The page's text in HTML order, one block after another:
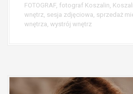
FOTOGRAF fotograf Koszalin
wnętrz sesja zdjęciowa sprzedaż
wnętrza wystrój wnętrz